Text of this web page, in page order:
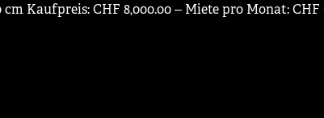
Kaufpreis: CHF 8,000.00 ‒ Miete pro Monat: CHF